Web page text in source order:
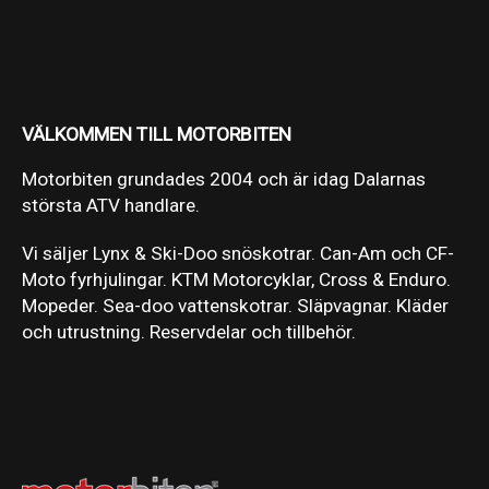
VÄLKOMMEN TILL MOTORBITEN
Motorbiten grundades 2004 och är idag Dalarnas
största ATV handlare.
Vi säljer Lynx & Ski-Doo snöskotrar. Can-Am och CF-
Moto fyrhjulingar. KTM Motorcyklar, Cross & Enduro.
Mopeder. Sea-doo vattenskotrar. Släpvagnar. Kläder
och utrustning. Reservdelar och tillbehör.